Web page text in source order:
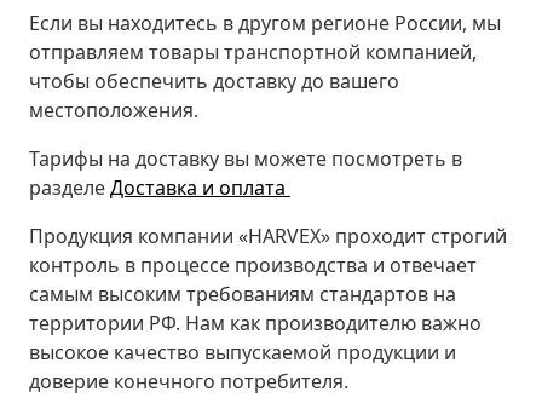
Если вы находитесь в другом регионе России, мы
отправляем товары транспортной компанией,
чтобы обеспечить доставку до вашего
местоположения.
Тарифы на доставку вы можете посмотреть в
разделеДоставка и оплата
Продукция компании «HARVEX» проходит строгий
контроль в процессе производства и отвечает
самым высоким требованиям стандартов на
территории РФ. Нам как производителю важно
высокое качество выпускаемой продукции и
доверие конечного потребителя.